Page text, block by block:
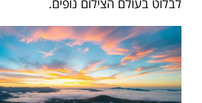
לבלוט בעולם הצילום נופים.